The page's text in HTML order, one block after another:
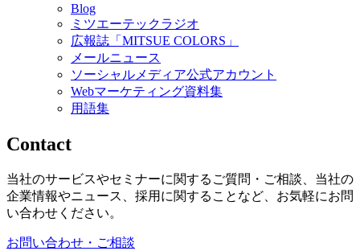
Blog
ミツエーテックラジオ
広報誌「MITSUE COLORS」
メールニュース
ソーシャルメディア公式アカウント
Webマーケティング資料集
用語集
Contact
当社のサービスやセミナーに関するご質問・ご相談、当社の
企業情報やニュース、採用に関することなど、お気軽にお問
い合わせください。
お問い合わせ・ご相談